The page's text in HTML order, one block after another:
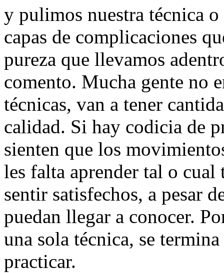
y pulimos nuestra técnica
capas de complicaciones
pureza que llevamos
comento. Mucha gente no
técnicas, van a tener
calidad. Si hay codicia de
sienten que los
les falta aprender tal o cual
sentir satisfechos, a pesar
puedan llegar a conocer.
una sola técnica, se
practicar.